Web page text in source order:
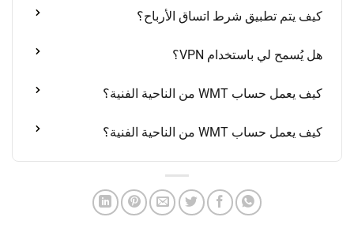
كيف يتم تطبيق شرط اتساق الأرباح؟
هل يُسمح لي باستخدام VPN؟
كيف يعمل حساب WMT من الناحية الفنية؟
كيف يعمل حساب WMT من الناحية الفنية؟